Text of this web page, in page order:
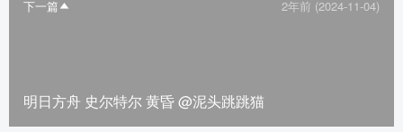
下一篇 2年前 (2024-11-04)
明日方舟 史尔特尔 黄昏 ​​​@泥头跳跳猫